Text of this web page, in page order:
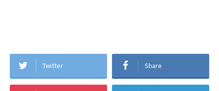
Twitter Share